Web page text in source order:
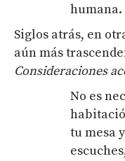
humana.
Siglos atrás, en
aún más
Consideraciones
No es
tu mesa